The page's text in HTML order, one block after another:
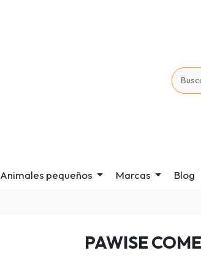
Animales pequeños Marcas Blog
PAWISE